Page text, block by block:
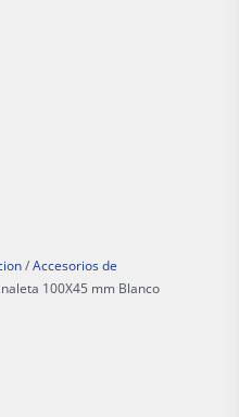
/ Accesorios de
100X45 mm Blanco